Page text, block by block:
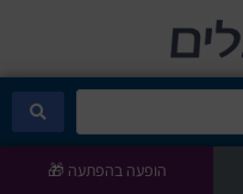
הופעה בהפתעה 🎁